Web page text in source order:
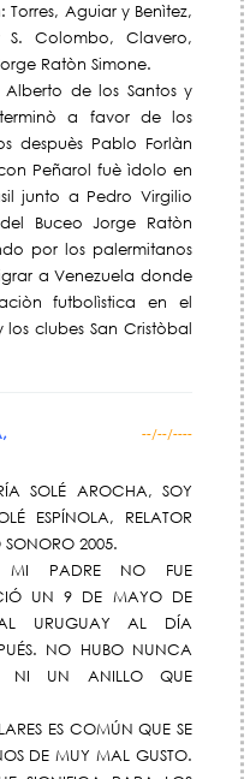
Aguiar y Benìtez,
Colombo, Clavero,
Ratòn Simone.
Alberto de los Santos y
a favor de los
despuès Pablo Forlàn
Peñarol fuè ìdolo en
junto a Pedro Virgilio
Buceo Jorge Ratòn
por los palermitanos
a Venezuela donde
futbolìstica en el
los clubes San Cristòbal
--/--/----
SOLÉ AROCHA, SOY
ESPÍNOLA, RELATOR
2005.
MI PADRE NO FUE
UN 9 DE MAYO DE
URUGUAY AL DÍA
NO HUBO NUNCA
NI UN ANILLO QUE
ES COMÚN QUE SE
DE MUY MAL GUSTO.